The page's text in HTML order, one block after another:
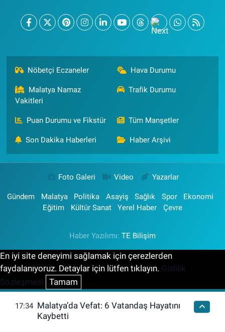
Nöbetçi Eczaneler Hava Durumu
Malatya Namaz
Vakitleri
Trafik Durumu
Puan Durumu ve Fikstür Tüm Manşetler
Son Dakika Haberleri Haber Arşivi
Foto Galeri Video Yazarlar
Gündem Malatya Politika Asayiş Sağlık Spor
Ekonomi
Eğitim
Kültür Sanat Yerel Haber Çevre
Haber Yazılımı: TE Bilişim
En iyi site deneyimi sağlamak için çerezlerden
faydalanıyoruz. Detaylar için lütfen tıklayın. Gizlilik
Sözleşmesi Tamam
17:34 Malatya’da Vefat: 6 Vatandaş Hayatını
Kaybetti